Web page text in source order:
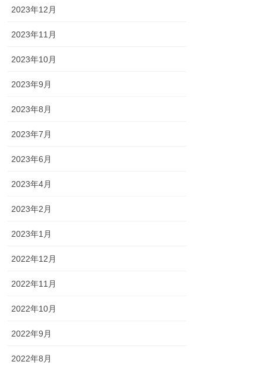
2023年12月
2023年11月
2023年10月
2023年9月
2023年8月
2023年7月
2023年6月
2023年4月
2023年2月
2023年1月
2022年12月
2022年11月
2022年10月
2022年9月
2022年8月